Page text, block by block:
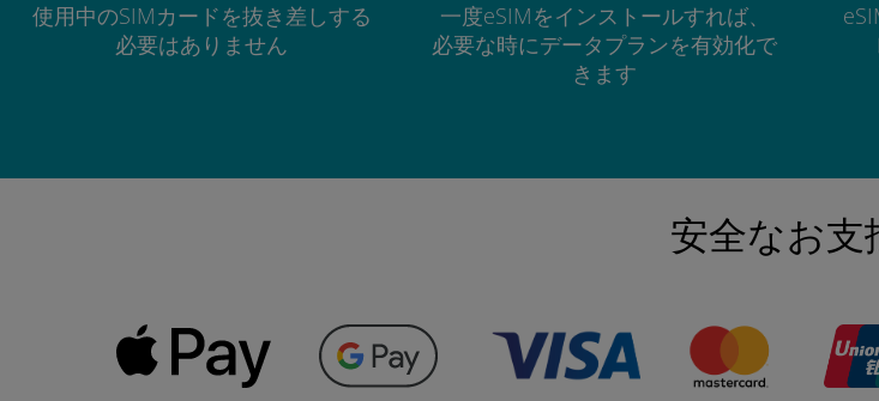
使用中のSIMカードを抜き差しする
必要はありません
一度eSIMをインストールすれば、
必要な時にデータプランを有効化で
きます
安全なお支